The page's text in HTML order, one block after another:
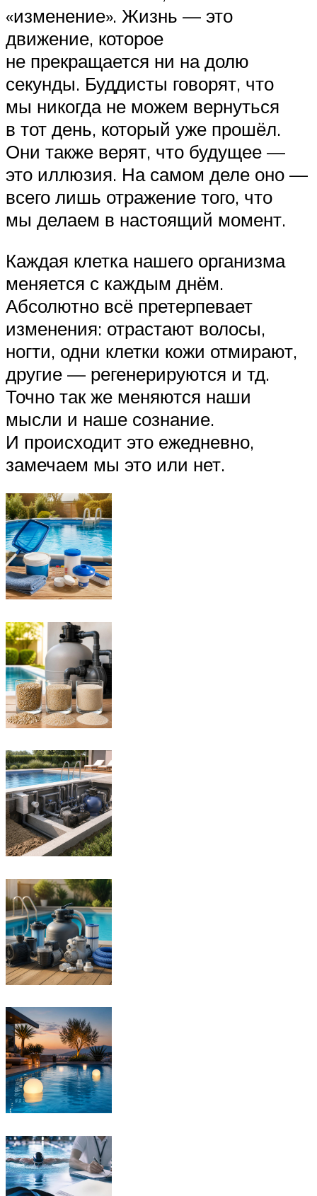
«изменение». Жизнь — это
движение, которое
не прекращается ни на долю
секунды. Буддисты говорят, что
мы никогда не можем вернуться
в тот день, который уже прошёл.
Они также верят, что будущее —
это иллюзия. На самом деле оно —
всего лишь отражение того, что
мы делаем в настоящий момент.
Каждая клетка нашего организма
меняется с каждым днём.
Абсолютно всё претерпевает
изменения: отрастают волосы,
ногти, одни клетки кожи отмирают,
другие — регенерируются и тд.
Точно так же меняются наши
мысли и наше сознание.
И происходит это ежедневно,
замечаем мы это или нет.